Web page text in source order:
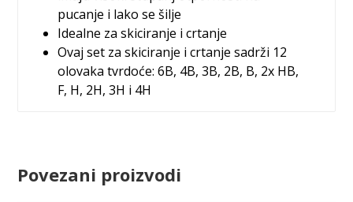
pucanje i lako se šilje
Idealne za skiciranje i crtanje
Ovaj set za skiciranje i crtanje sadrži 12
olovaka tvrdoće: 6B, 4B, 3B, 2B, B, 2x HB,
F, H, 2H, 3H i 4H
Povezani proizvodi